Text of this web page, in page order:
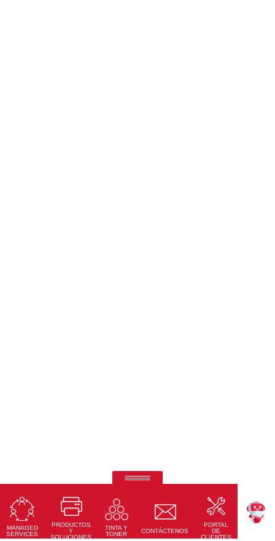
MANAGED
SERVICES
PRODUCTOS
Y
SOLUCIONES
TINTA Y
TONER
CONTÁCTENOS
PORTAL
DE
CLIENTES
Ricoh Pro C7500
Impresión de quinto color de otro nivel.
Conoce Más